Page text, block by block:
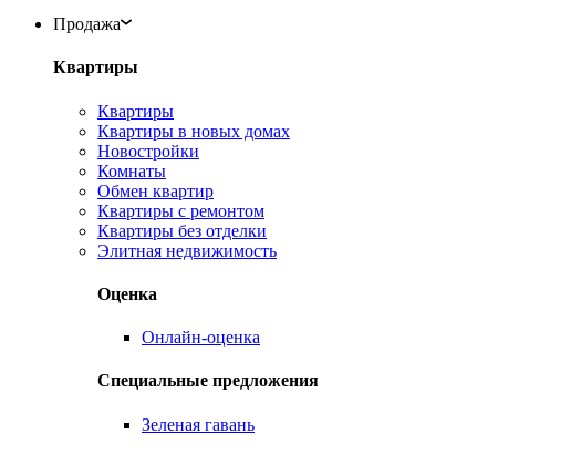
Продажа
Квартиры
Квартиры
Квартиры в новых домах
Новостройки
Комнаты
Обмен квартир
Квартиры с ремонтом
Квартиры без отделки
Элитная недвижимость
Оценка
Онлайн-оценка
Специальные предложения
Зеленая гавань